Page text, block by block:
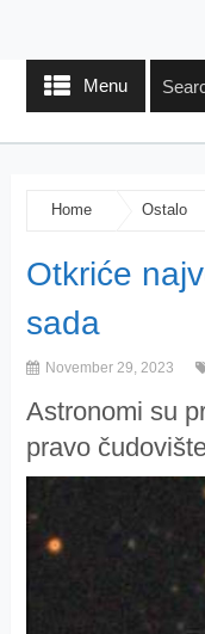
Menu
Home Ostalo
Otkriće
sada
November 29, 2023
Astronomi su
pravo